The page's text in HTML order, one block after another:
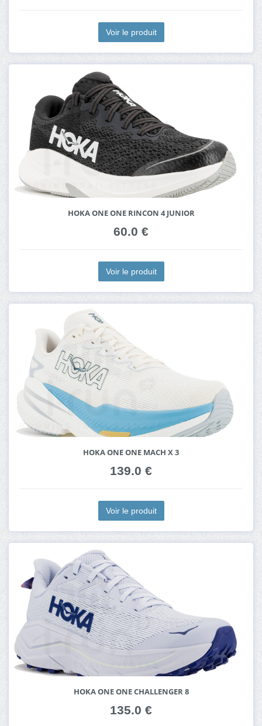
Voir le produit
HOKA ONE ONE RINCON 4 JUNIOR
60.0 €
Voir le produit
HOKA ONE ONE MACH X 3
139.0 €
Voir le produit
HOKA ONE ONE CHALLENGER 8
135.0 €